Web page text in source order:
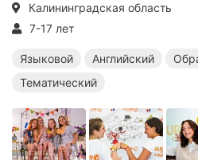
Калининградская область
7-17 лет
Языковой Английский
Тематический